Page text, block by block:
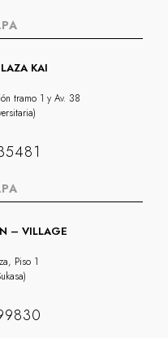
KAI
tramo 1 y Av. 38
– VILLAGE
Piso 1